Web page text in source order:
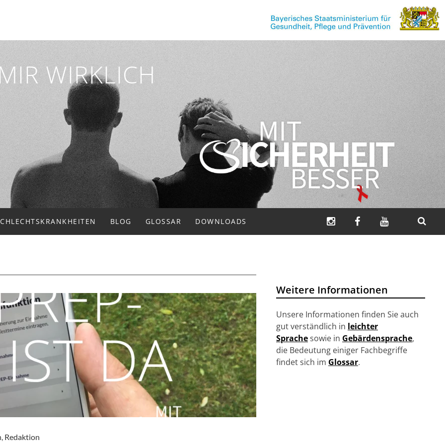
WIRKLICH
BLOG GLOSSAR DOWNLOADS INSTAGRAMFACEBOOKYOUTUBE
, Redaktion
Weitere Informationen
Unsere Informationen finden Sie auch
gut verständlich in leichter
Sprachesowie in Gebärdensprache,
die Bedeutung einiger Fachbegriffe
findet sich im Glossar.